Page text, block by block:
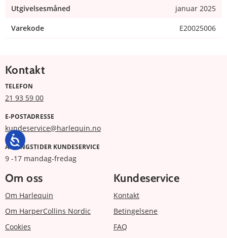
Utgivelsesmåned januar 2025
Varekode E20025006
Kontakt
TELEFON
21 93 59 00
E-POSTADRESSE
kundeservice@harlequin.no
ÅPNINGSTIDER KUNDESERVICE
9 -17 mandag-fredag
Om oss
Om Harlequin
Om HarperCollins Nordic
Cookies
Kundeservice
Kontakt
Betingelsene
FAQ